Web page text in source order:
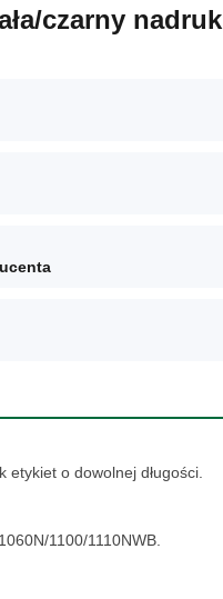
czarny nadruk
o dowolnej długości.
1100/1110NWB.